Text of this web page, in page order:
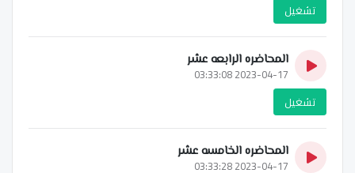
تشغيل
المحاضره الرابعه عشر
2023-04-17 03:33:08
تشغيل
المحاضره الخامسه عشر
2023-04-17 03:33:28